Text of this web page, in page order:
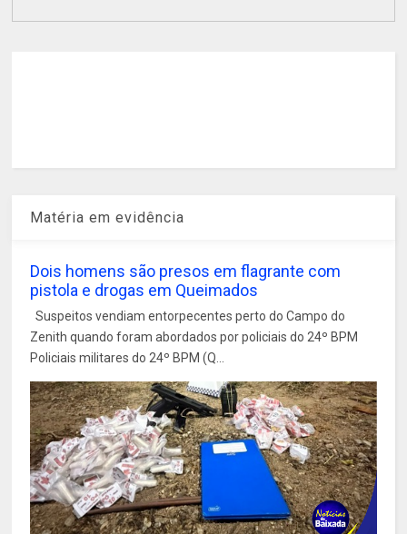
Matéria em evidência
Dois homens são presos em flagrante com
pistola e drogas em Queimados
Suspeitos vendiam entorpecentes perto do Campo do
Zenith quando foram abordados por policiais do 24º BPM
Policiais militares do 24º BPM (Q...